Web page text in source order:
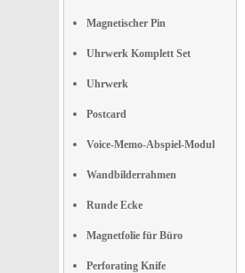
Magnetischer Pin
Uhrwerk Komplett Set
Uhrwerk
Postcard
Voice-Memo-Abspiel-Modul
Wandbilderrahmen
Runde Ecke
Magnetfolie für Büro
Perforating Knife